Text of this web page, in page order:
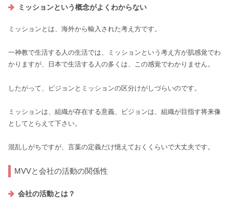
ミッションという概念がよくわからない
ミッションとは、海外から輸入された考え方です。
一神教で生活する人の生活では、ミッションという考え方が肌感覚でわ
かりますが、日本で生活する人の多くは、この感覚でわかりません。
したがって、ビジョンとミッションの区分けがしづらいのです。
ミッションは、組織が存在する意義、ビジョンは、組織が目指す将来像
としてとらえて下さい。
混乱しがちですが、言葉の定義だけ憶えておくくらいで大丈夫です。
MVVと会社の活動の関係性
会社の活動とは？